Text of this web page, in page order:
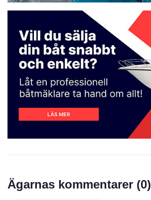
Prisstatistik
Ägarnas kommentarer (0)